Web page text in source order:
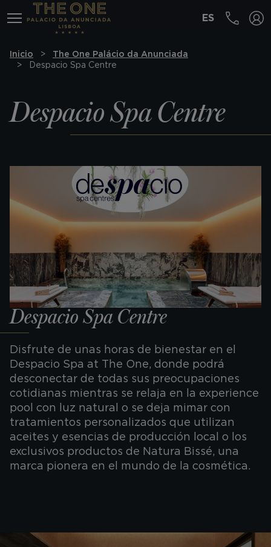
MENÚ ES
Inicio
The One Palácio da Anunciada
Despacio Spa Centre
Despacio Spa Centre
Despacio Spa Centre
Disfrute de unas horas de bienestar en el
Despacio Spa at The One, donde podrá
desconectar de todas sus preocupaciones
cotidianas mientras se relaja en la experience
pool con luz natural o se deja mimar con
tratamientos personalizados que utilizan
aceites y esencias de producción local o los
exclusivos productos de Natura Bissé, una
marca pionera en el mundo de la cosmética.